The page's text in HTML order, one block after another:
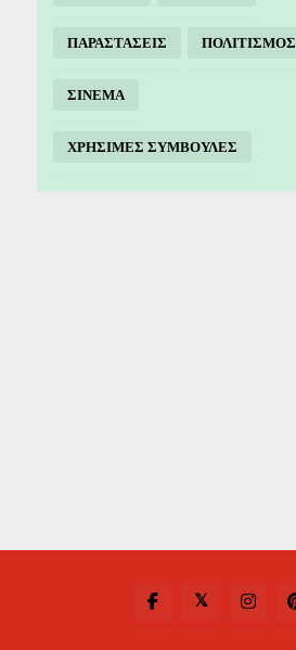
ΠΑΡΑΣΤΑΣΕΙΣ ΠΟΛΙΤΙΣΜΟΣ
ΣΙΝΕΜΑ
ΧΡΗΣΙΜΕΣ ΣΥΜΒΟΥΛΕΣ